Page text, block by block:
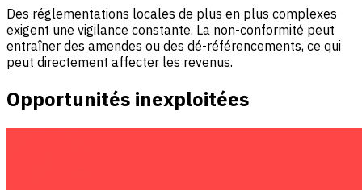
Des réglementations locales de plus en plus complexes
exigent une vigilance constante. La non-conformité peut
entraîner des amendes ou des dé-référencements, ce qui
peut directement affecter les revenus.
Opportunités inexploitées